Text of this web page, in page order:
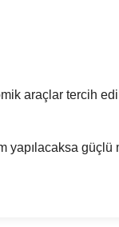
araçlar tercih
yapılacaksa güçlü